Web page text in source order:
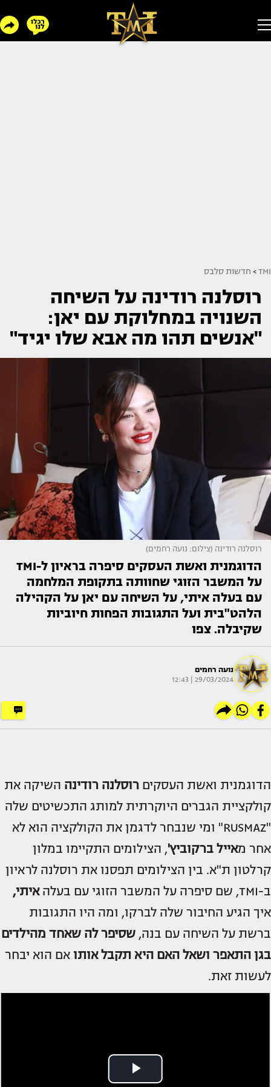
TMI
> חדשות סלבס
רוסלנה רודינה על השיחה
השנויה במחלוקת עם יאן:
"אנשים תהו מה אבא שלו יגיד"
רוסלנה רודינה (צילום: נועה רחמים)
הדוגמנית ואשת העסקים סיפרה בראיון ל-TMI
על המשבר הזוגי שחוותה בתקופת המלחמה
עם בעלה איתי, על השיחה עם יאן על הקהילה
הלהט"בית ועל התגובות הפחות חיוביות
שקיבלה. צפו
נועה רחמים
29/03/2024 | 12:43
הדוגמנית ואשת העסקים רוסלנה רודינה השיקה את
קולקציית הגברים היוקרתית למותג התכשיטים שלה
"RUSMAZ" ומי שנבחר לדגמן את הקולקציה הוא לא
אחר מאייל ברקוביץ', הצילומים התקיימו במלון
קרלטון ת"א. בין הצילומים תפסנו את רוסלנה לראיון
ב-TMI, שם סיפרה על המשבר הזוגי עם בעלה
איתי,
איך הגיע החיבור שלה לברקו, ומה היו התגובות
ברשת על השיחה עם בנה, שסיפר לה שאחד מהילדים
בגן התאפר ושאל האם היא תקבל אותו אם הוא יבחר
לעשות זאת.